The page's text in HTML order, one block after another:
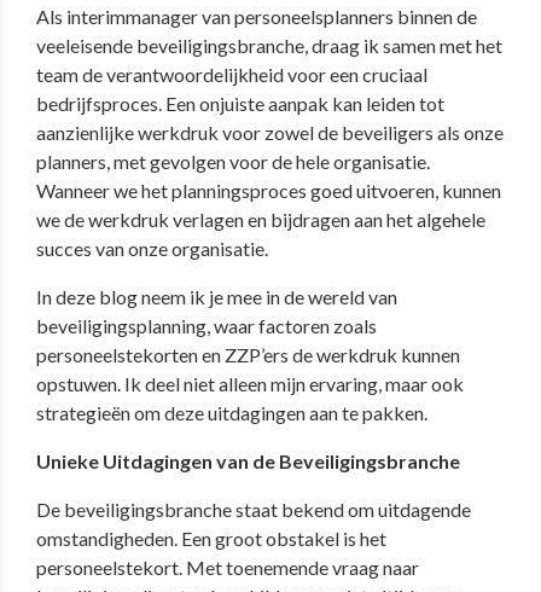
Als interimmanager van personeelsplanners binnen de
veeleisende beveiligingsbranche, draag ik samen met het
team de verantwoordelijkheid voor een cruciaal
bedrijfsproces. Een onjuiste aanpak kan leiden tot
aanzienlijke werkdruk voor zowel de beveiligers als onze
planners, met gevolgen voor de hele organisatie.
Wanneer we het planningsproces goed uitvoeren, kunnen
we de werkdruk verlagen en bijdragen aan het algehele
succes van onze organisatie.
In deze blog neem ik je mee in de wereld van
beveiligingsplanning, waar factoren zoals
personeelstekorten en ZZP’ers de werkdruk kunnen
opstuwen. Ik deel niet alleen mijn ervaring, maar ook
strategieën om deze uitdagingen aan te pakken.
Unieke Uitdagingen van de Beveiligingsbranche
De beveiligingsbranche staat bekend om uitdagende
omstandigheden. Een groot obstakel is het
personeelstekort. Met toenemende vraag naar